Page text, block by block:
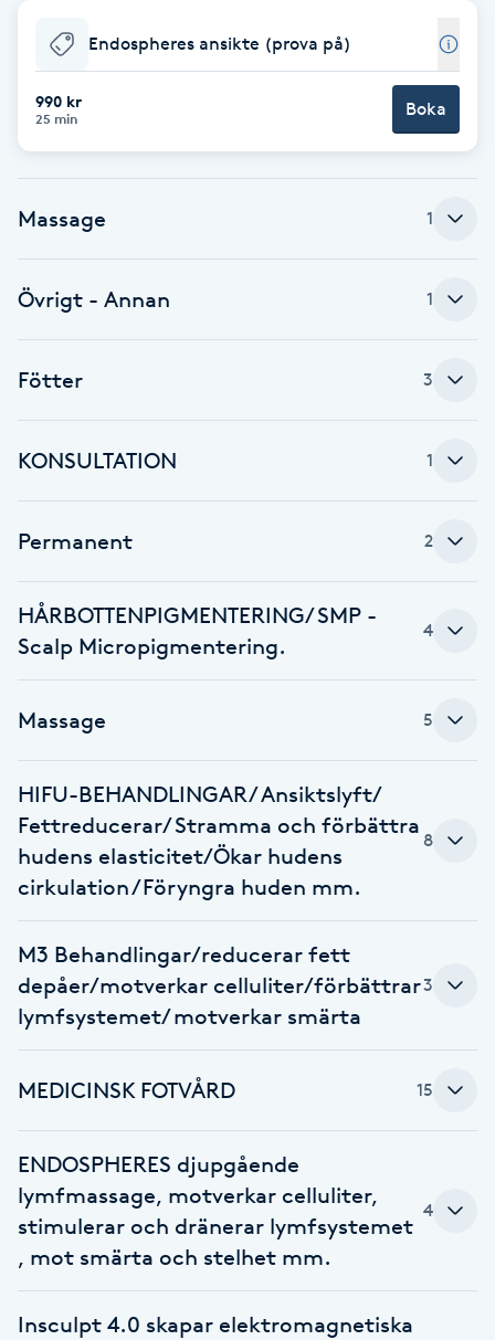
Babylights
Balayage
Barber
Barnklippning
Bottenfärg
Brynformning
Brynplockning
Bröllopsuppsättning
C
Celluliter
Coachning
Cryoterapi
D
Damklippning
Diamantslipning
Enzympeeling
Endospheres ansikte (prova på)
990 kr
25 min Boka
Massage 1
Övrigt - Annan 1
Fötter 3
KONSULTATION 1
Permanent 2
HÅRBOTTENPIGMENTERING/ SMP -
Scalp Micropigmentering.
4
Massage 5
HIFU-BEHANDLINGAR/ Ansiktslyft/
Fettreducerar/ Stramma och förbättra
hudens elasticitet/Ökar hudens
cirkulation /Föryngra huden mm.
8
M3 Behandlingar/reducerar fett
depåer/motverkar celluliter/förbättrar
lymfsystemet/ motverkar smärta
3
MEDICINSK FOTVÅRD 15
ENDOSPHERES djupgående
lymfmassage, motverkar celluliter,
stimulerar och dränerar lymfsystemet
, mot smärta och stelhet mm.
4
Insculpt 4.0 skapar elektromagnetiska